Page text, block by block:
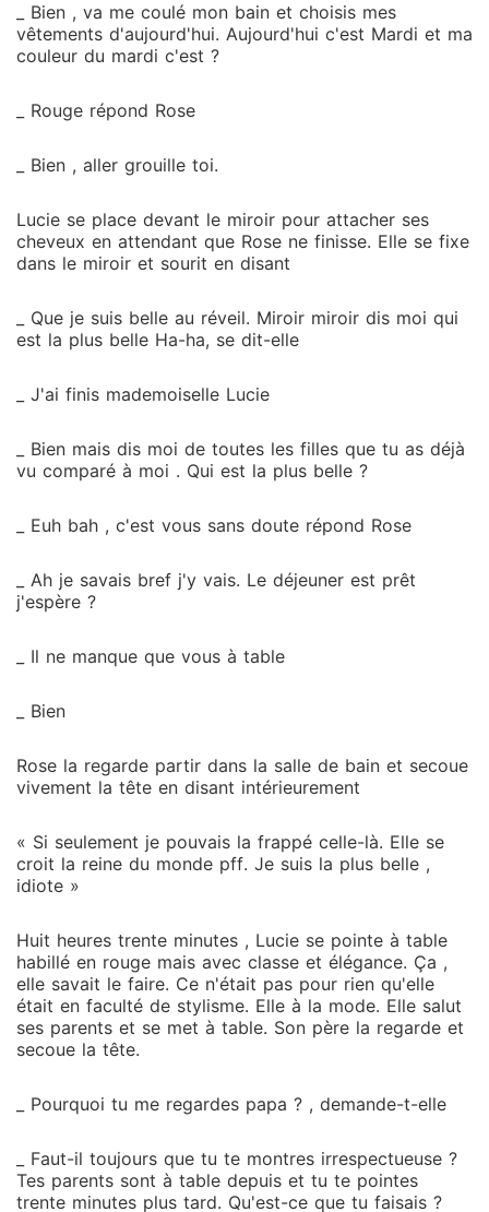
_ Bien , va me coulé mon bain et choisis mes
vêtements d'aujourd'hui. Aujourd'hui c'est Mardi et ma
couleur du mardi c'est ?
_ Rouge répond Rose
_ Bien , aller grouille toi.
Lucie se place devant le miroir pour attacher ses
cheveux en attendant que Rose ne finisse. Elle se fixe
dans le miroir et sourit en disant
_ Que je suis belle au réveil. Miroir miroir dis moi qui
est la plus belle Ha-ha, se dit-elle
_ J'ai finis mademoiselle Lucie
_ Bien mais dis moi de toutes les filles que tu as déjà
vu comparé à moi . Qui est la plus belle ?
_ Euh bah , c'est vous sans doute répond Rose
_ Ah je savais bref j'y vais. Le déjeuner est prêt
j'espère ?
_ Il ne manque que vous à table
_ Bien
Rose la regarde partir dans la salle de bain et secoue
vivement la tête en disant intérieurement
« Si seulement je pouvais la frappé celle-là. Elle se
croit la reine du monde pff. Je suis la plus belle ,
idiote »
Huit heures trente minutes , Lucie se pointe à table
habillé en rouge mais avec classe et élégance. Ça ,
elle savait le faire. Ce n'était pas pour rien qu'elle
était en faculté de stylisme. Elle à la mode. Elle salut
ses parents et se met à table. Son père la regarde et
secoue la tête.
_ Pourquoi tu me regardes papa ? , demande-t-elle
_ Faut-il toujours que tu te montres irrespectueuse ?
Tes parents sont à table depuis et tu te pointes
trente minutes plus tard. Qu'est-ce que tu faisais ?